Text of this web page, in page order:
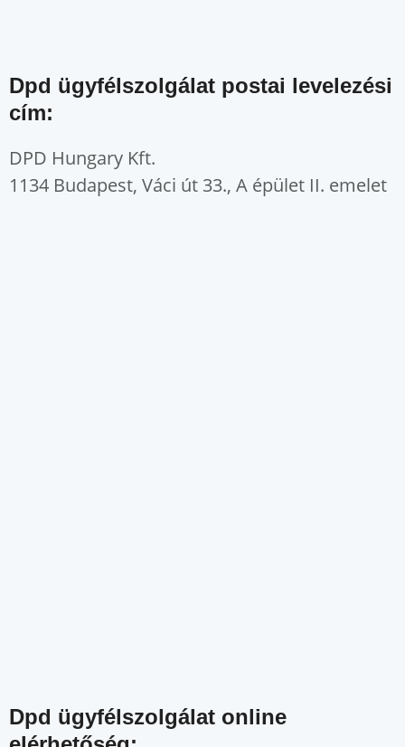
Dpd ügyfélszolgálat postai levelezési
cím:
DPD Hungary Kft.
1134 Budapest, Váci út 33., A épület II. emelet
Dpd ügyfélszolgálat online